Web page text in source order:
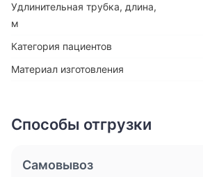
Удлинительная трубка, длина,
м
Категория пациентов
Материал изготовления
Способы отгрузки
Самовывоз